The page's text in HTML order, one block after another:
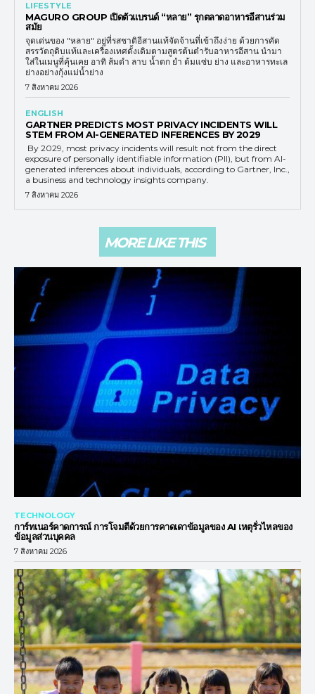
LIFESTYLE
MAGURO GROUP เปิดตัวแบรนด์ “หลาย” รุกตลาดอาหารอีสานร่วม
สมัย
จุดเด่นของ "หลาย" อยู่ที่รสชาติอีสานแท้จัดจ้านที่เข้าถึงง่าย ด้วยการคัด
สรรวัตถุดิบแท้และเครื่องเทศดั้งเดิมตามสูตรต้นตำรับอาหารอีสาน นำมา
ใส่ในเมนูที่คุ้นเคย อาทิ ส้มตำ ลาบ น้ำตก ยำ ต้มแซ่บ ย่าง และอาหารทะเล
ย่างอย่างกุ้งแม่น้ำย่าง
7 สิงหาคม 2026
ENGLISH
GARTNER PREDICTS MOST PRIVACY INCIDENTS WILL
STEM FROM AI-GENERATED INFERENCES BY 2029
By 2029, most privacy incidents will result not from the direct
exposure of personally identifiable information (PII), but from AI-
generated inferences about individuals, according to Gartner, Inc.,
a business and technology insights company.
7 สิงหาคม 2026
MORE LIKE THIS
TECHNOLOGY
การ์ทเนอร์คาดการณ์ การโจมตีด้วยการคาดเดาข้อมูลของ AI เหตุรั่วไหลของ
ข้อมูลส่วนบุคคล
7 สิงหาคม 2026